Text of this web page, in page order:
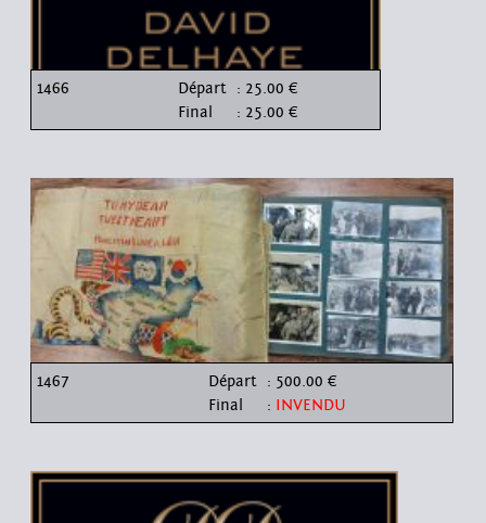
1466 Départ : 25.00 €
Final
: 25.00 €
1467 Départ : 500.00 €
Final
: INVENDU